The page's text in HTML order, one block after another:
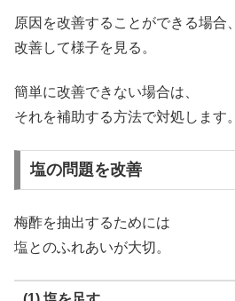
原因を改善することができる場合、
改善して様子を見る。
簡単に改善できない場合は、
それを補助する方法で対処します。
塩の問題を改善
梅酢を抽出するためには
塩とのふれあいが大切。